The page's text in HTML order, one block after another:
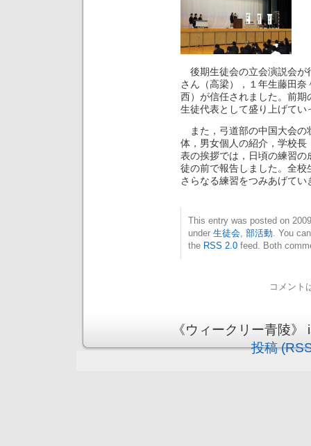
後期生徒会の立会演説会が
さん（高梁），１年生藤田
西）が信任されました。前
生徒代表として盛り上げてい
また，弓道部の中国大会の
体，男女個人の紹介，学校
表の挨拶では，日頃の練習
徒の前で報告しました。全
さらなる練習をつみあげてい
This entry was posted on
under 生徒会 部活動 . You
the RSS 2.0 feed. Both
コメント
《ウィークリー青陵
投稿